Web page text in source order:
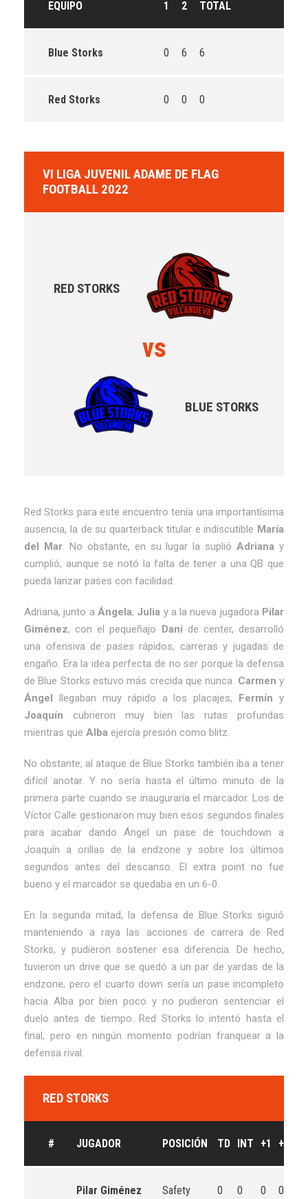
EQUIPO 1 2 TOTAL
Blue Storks 0 6 6
Red Storks 0 0 0
VI LIGA JUVENIL ADAME DE FLAG
FOOTBALL 2022
RED STORKS
vs
BLUE STORKS
Red Storks para este encuentro tenía una importantísima
ausencia, la de su quarterback titular e indiscutible María
del Mar. No obstante, en su lugar la suplióAdriana y
cumplió, aunque se notó la falta de tener a una QB que
pueda lanzar pases con facilidad.
Adriana, junto a Ángela, Julia y a la nueva jugadora Pilar
Giménez, con el pequeñajo Dani de center, desarrolló
una ofensiva de pases rápidos, carreras y jugadas de
engaño. Era la idea perfecta de no ser porque la defensa
de Blue Storks estuvo más crecida que nunca. Carmen y
Ángel llegaban muy rápido a los placajes, Fermín y
Joaquín cubrieron muy bien las rutas profundas
mientras que Alba ejercía presión como blitz.
No obstante, al ataque de Blue Storks también iba a tener
difícil anotar. Y no sería hasta el último minuto de la
primera parte cuando se inauguraría el marcador. Los de
Víctor Calle gestionaron muy bien esos segundos finales
para acabar dando Ángel un pase de touchdown a
Joaquín a orillas de la endzone y sobre los últimos
segundos antes del descanso. El extra point no fue
bueno y el marcador se quedaba en un 6-0.
En la segunda mitad, la defensa de Blue Storks siguió
manteniendo a raya las acciones de carrera de Red
Storks, y pudieron sostener esa diferencia. De hecho,
tuvieron un drive que se quedó a un par de yardas de la
endzone, pero el cuarto down sería un pase incompleto
hacia Alba por bien poco y no pudieron sentenciar el
duelo antes de tiempo. Red Storks lo intentó hasta el
final, pero en ningún momento podrían franquear a la
defensa rival.
RED STORKS
# JUGADOR POSICIÓN TD INT +1 +2
Pilar Giménez Safety 0 0 0 0